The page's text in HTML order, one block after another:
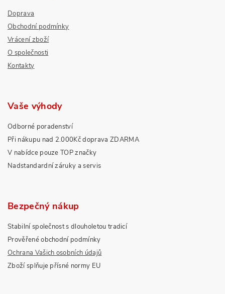
Doprava
Obchodní podmínky
Vrácení zboží
O společnosti
Kontakty
Vaše výhody
Odborné poradenství
Při nákupu nad 2.000Kč doprava ZDARMA
V nabídce pouze TOP značky
Nadstandardní záruky a servis
Bezpečný nákup
Stabilní společnost s dlouholetou tradicí
Prověřené obchodní podmínky
Ochrana Vašich osobních údajů
Zboží splňuje přísné normy EU